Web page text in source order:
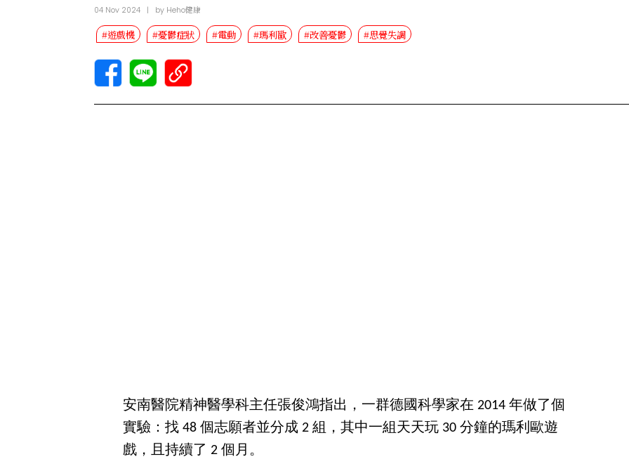
04 Nov 2024 | by Heho健康
#遊戲機 #憂鬱症狀 #電動 #瑪利歐 #改善憂鬱 #思覺失調
安南醫院精神醫學科主任張俊鴻指出，一群德國科學家在 2014 年做了個
實驗：找 48 個志願者並分成 2 組，其中一組天天玩 30 分鐘的瑪利歐遊
戲，且持續了 2 個月。